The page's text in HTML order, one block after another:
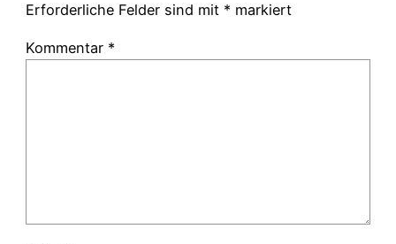
Erforderliche Felder sind mit * markiert
Kommentar *